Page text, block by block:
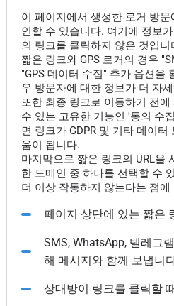
이 페이지에서 생성한 로거 방
인할 수 있습니다. 여기에 정보
의 링크를 클릭하지 않은 것입니
짧은 링크와 GPS 로거의 경우
"GPS 데이터 수집" 추가 옵션을
우 방문자에 대한 정보가 더 자
또한 최종 링크로 이동하기 전
수 있는 고유한 기능인 '동의 수
면 링크가 GDPR 및 기타 데이
움이 됩니다.
마지막으로 짧은 링크의 URL을
한 도메인 중 하나를 선택할 수
더 이상 작동하지 않는다는 점에
페이지 상단에 있는 짧은
SMS, WhatsApp, 텔레그
해 메시지와 함께 보냅니
상대방이 링크를 클릭할